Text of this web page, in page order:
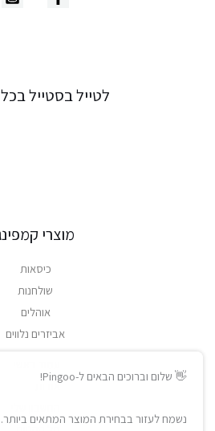
לטייל בסטייל
מוצרי
כיסאות
שולחנות
אוהלים
אביזרים נלווים
אודות
👋 שלום וברוכים הבאים ל-Pingoo!
נשמח לעזור בבחירת המוצר המתאים ביותר.